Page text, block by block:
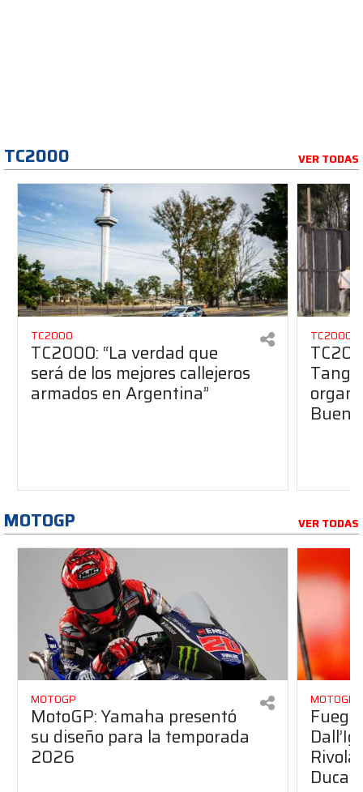
TC2000 VER TODAS
TC2000
TC2000: “La verdad que
será de los mejores callejeros
armados en Argentina”
TC2000
MOTOGP VER TODAS
MOTOGP
MotoGP: Yamaha presentó
su diseño para la temporada
2026
MOTOGP
Ducati